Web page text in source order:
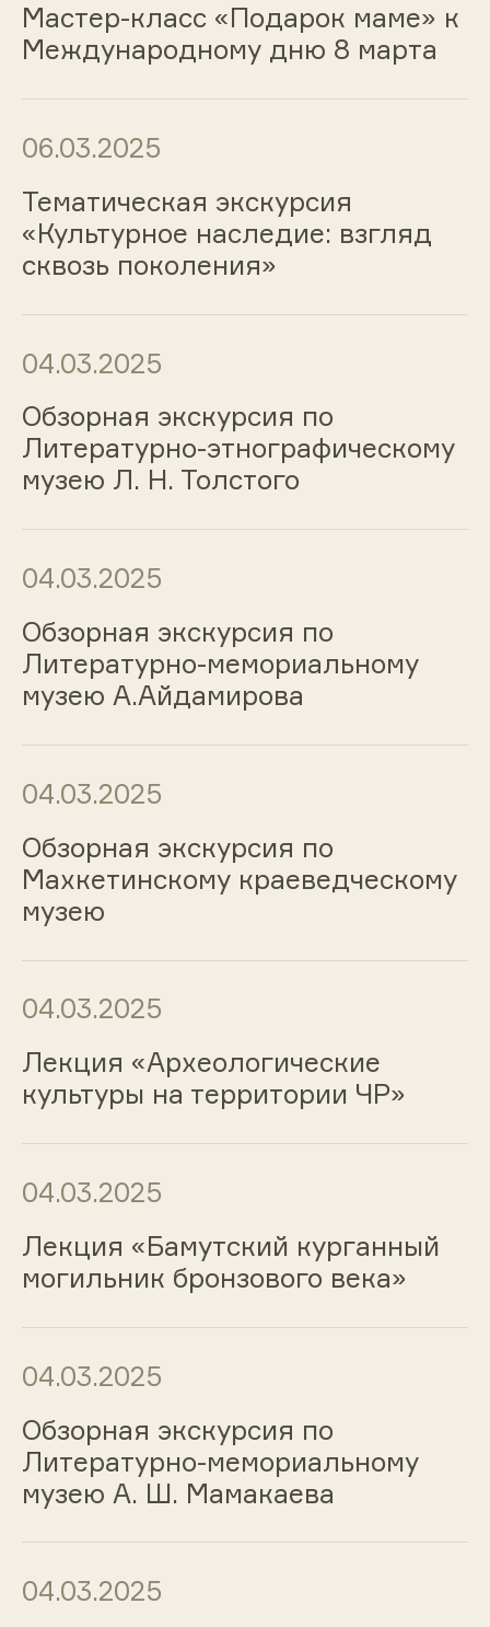
Мастер-класс «Подарок маме» к
Международному дню 8 марта
06.03.2025
Тематическая экскурсия
«Культурное наследие: взгляд
сквозь поколения»
04.03.2025
Обзорная экскурсия по
Литературно-этнографическому
музею Л. Н. Толстого
04.03.2025
Обзорная экскурсия по
Литературно-мемориальному
музею А.Айдамирова
04.03.2025
Обзорная экскурсия по
Махкетинскому краеведческому
музею
04.03.2025
Лекция «Археологические
культуры на территории ЧР»
04.03.2025
Лекция «Бамутский курганный
могильник бронзового века»
04.03.2025
Обзорная экскурсия по
Литературно-мемориальному
музею А. Ш. Мамакаева
04.03.2025